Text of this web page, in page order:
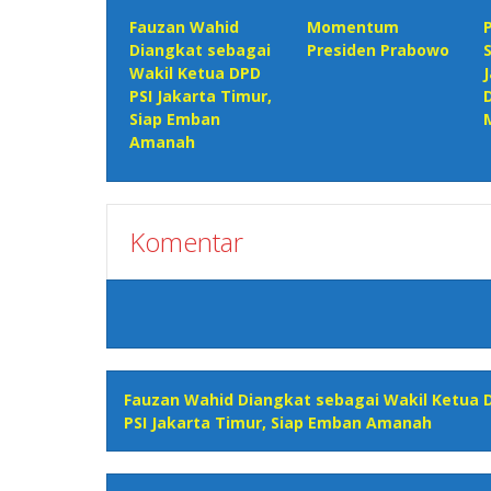
Fauzan Wahid
Diangkat sebagai
Wakil Ketua DPD
PSI Jakarta Timur,
Siap Emban
Amanah
Momentum
Presiden Prabowo
Komentar
Fauzan Wahid Diangkat sebagai Wakil Ketua
PSI Jakarta Timur, Siap Emban Amanah